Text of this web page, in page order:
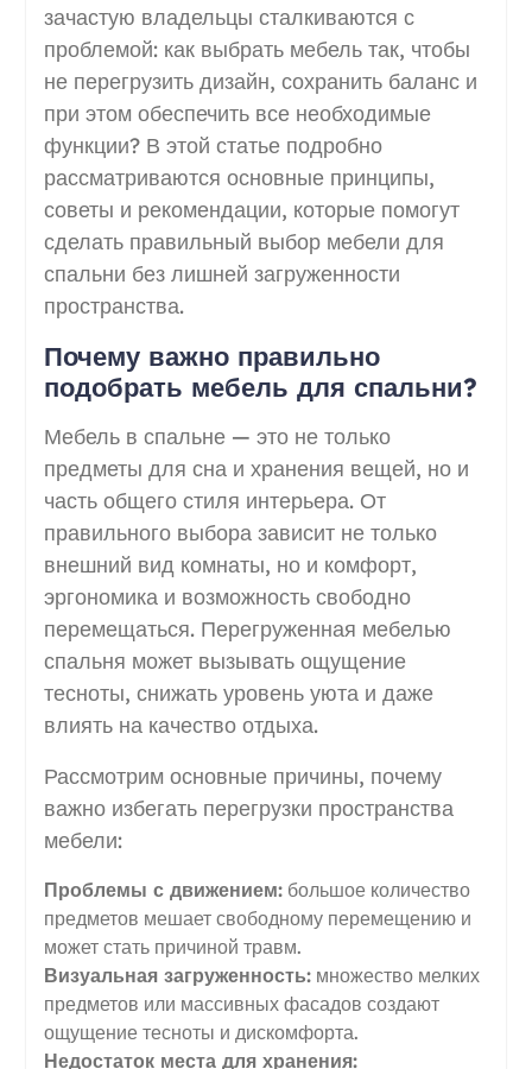
зачастую владельцы сталкиваются с
проблемой: как выбрать мебель так, чтобы
не перегрузить дизайн, сохранить баланс и
при этом обеспечить все необходимые
функции? В этой статье подробно
рассматриваются основные принципы,
советы и рекомендации, которые помогут
сделать правильный выбор мебели для
спальни без лишней загруженности
пространства.
Почему важно правильно
подобрать мебель для спальни?
Мебель в спальне — это не только
предметы для сна и хранения вещей, но и
часть общего стиля интерьера. От
правильного выбора зависит не только
внешний вид комнаты, но и комфорт,
эргономика и возможность свободно
перемещаться. Перегруженная мебелью
спальня может вызывать ощущение
тесноты, снижать уровень уюта и даже
влиять на качество отдыха.
Рассмотрим основные причины, почему
важно избегать перегрузки пространства
мебели:
Проблемы с движением:большое количество
предметов мешает свободному перемещению и
может стать причиной травм.
Визуальная загруженность:множество мелких
предметов или массивных фасадов создают
ощущение тесноты и дискомфорта.
Недостаток места для хранения: